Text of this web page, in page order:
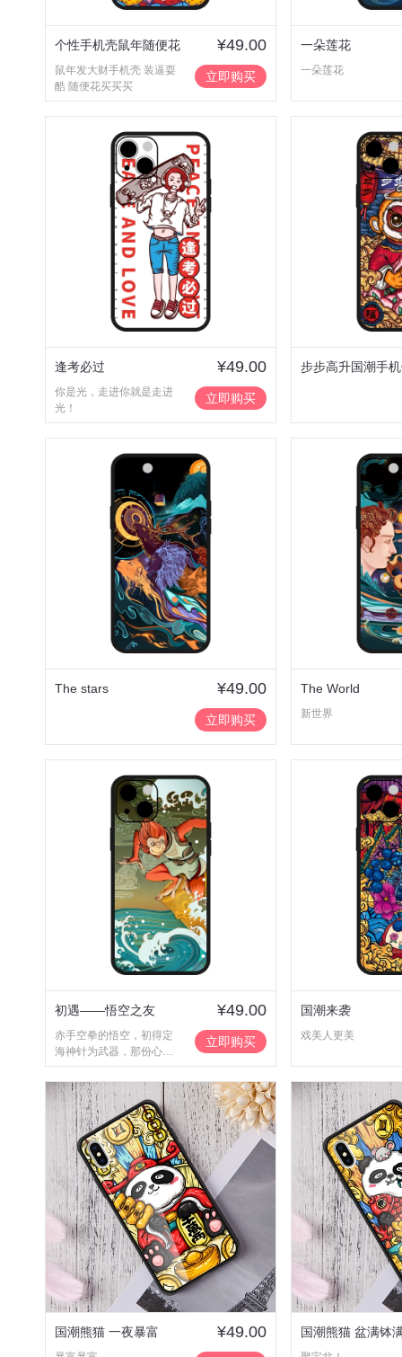
个性手机壳鼠年随便花
买买买
¥49.00
鼠年发大财手机壳 装逼耍
酷 随便花买买买
立即购买
一朵莲花
一朵莲花
逢考必过 ¥49.00
你是光，走进你就是走进
光！
立即购买
步步高升国潮手
The stars ¥49.00
立即购买
The World
新世界
初遇——悟空之友 ¥49.00
赤手空拳的悟空，初得定
海神针为武器，那份心
动、喜悦、期待。至此
后，安身立命、战天斗
地、护师修行，取得正
果。一路行来，斗战胜佛
与此神针不离不弃，合二
为一。
立即购买
国潮来袭
戏美人更美
国潮熊猫 一夜暴富 ¥49.00 国潮熊猫 盆满钵